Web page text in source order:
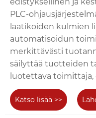
edistyksellinen ja
PLC-
laatikoiden kulmien
automatisoidun
merkittävästi
säilyttää tuotteiden
luotettava
Katso lisää >>